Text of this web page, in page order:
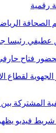
رقمية
عطيفي رئيسا
فتاح
الجهوية
المشتركة
فيديو